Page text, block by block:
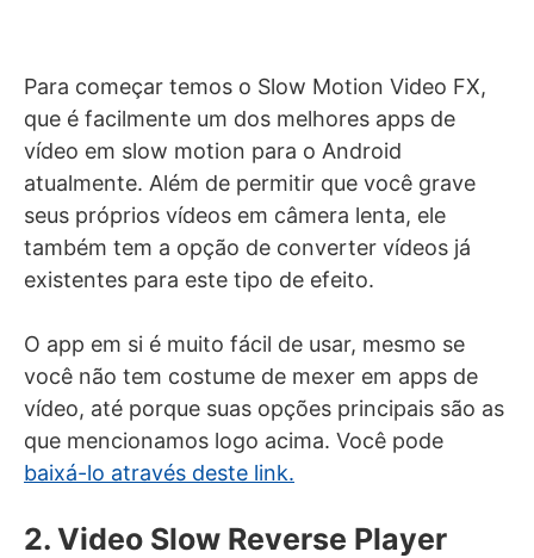
Para começar temos o Slow Motion Video FX,
que é facilmente um dos melhores apps de
vídeo em slow motion para o Android
atualmente. Além de permitir que você grave
seus próprios vídeos em câmera lenta, ele
também tem a opção de converter vídeos já
existentes para este tipo de efeito.
O app em si é muito fácil de usar, mesmo se
você não tem costume de mexer em apps de
vídeo, até porque suas opções principais são as
que mencionamos logo acima. Você pode
baixá-lo através deste link.
2. Video Slow Reverse Player